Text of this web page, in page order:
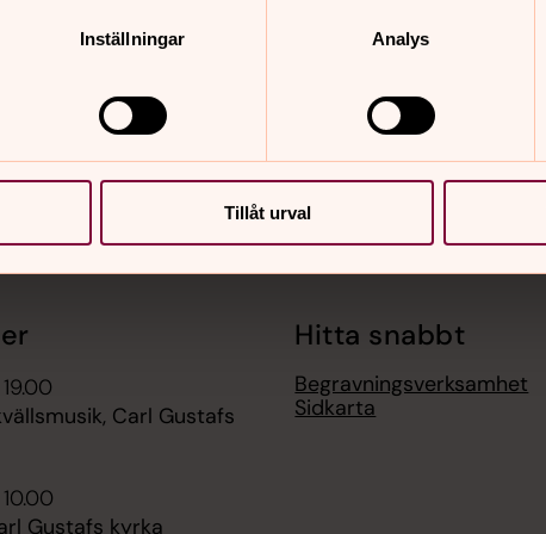
Inställningar Analys
Tillåt urval
Carl Gustafs
Gustafs kyrka
Hitta snabbt
Begravningsverksamhet
Sidkarta